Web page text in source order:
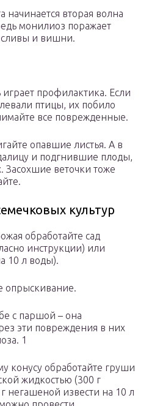
начинается вторая волна
монилиоз поражает
и вишни.
профилактика. Если
птицы, их побило
все поврежденные.
опавшие листья. А в
и подгнившие плоды,
Засохшие веточки тоже
культур
обработайте сад
инструкции) или
10 л воды).
опрыскивание.
с паршой – она
эти повреждения в них
1
конусу обработайте груши
жидкостью (300 г
негашеной извести на 10 л